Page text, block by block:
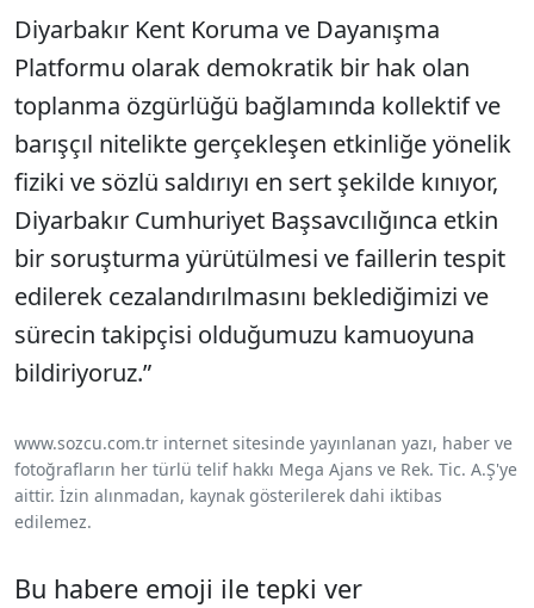
Diyarbakır Kent Koruma ve Dayanışma
Platformu olarak demokratik bir hak olan
toplanma özgürlüğü bağlamında kollektif ve
barışçıl nitelikte gerçekleşen etkinliğe yönelik
fiziki ve sözlü saldırıyı en sert şekilde kınıyor,
Diyarbakır Cumhuriyet Başsavcılığınca etkin
bir soruşturma yürütülmesi ve faillerin tespit
edilerek cezalandırılmasını beklediğimizi ve
sürecin takipçisi olduğumuzu kamuoyuna
bildiriyoruz.”
www.sozcu.com.tr internet sitesinde yayınlanan yazı, haber ve
fotoğrafların her türlü telif hakkı Mega Ajans ve Rek. Tic. A.Ş'ye
aittir. İzin alınmadan, kaynak gösterilerek dahi iktibas
edilemez.
Bu habere emoji ile tepki ver